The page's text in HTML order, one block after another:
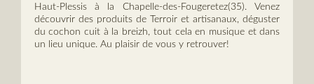
Haut-Plessis à la Chapelle-des-Fougeretez(35). Venez
découvrir des produits de Terroir et artisanaux, déguster
du cochon cuit à la breizh, tout cela en musique et dans
un lieu unique. Au plaisir de vous y retrouver!